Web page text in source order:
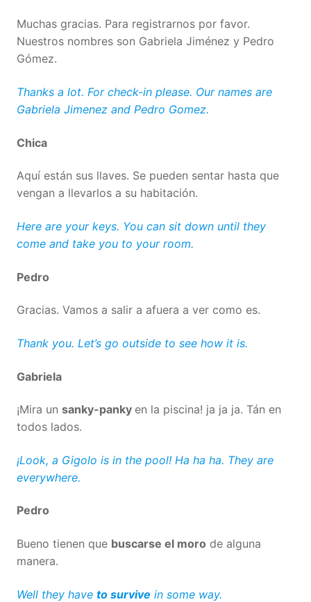
Muchas gracias. Para registrarnos por favor.
Nuestros nombres son Gabriela Jiménez y Pedro
Gómez.
Thanks a lot. For check-in please. Our names are
Gabriela Jimenez and Pedro Gomez.
Chica
Aquí están sus llaves. Se pueden sentar hasta que
vengan a llevarlos a su habitación.
Here are your keys. You can sit down until they
come and take you to your room.
Pedro
Gracias. Vamos a salir a afuera a ver como es.
Thank you. Let’s go outside to see how it is.
Gabriela
¡Mira un sanky-panky en la piscina! ja ja ja. Tán en
todos lados.
¡Look, a Gigolo is in the pool! Ha ha ha. They are
everywhere.
Pedro
Bueno tienen que buscarse el moro de alguna
manera.
Well they have to survive in some way.